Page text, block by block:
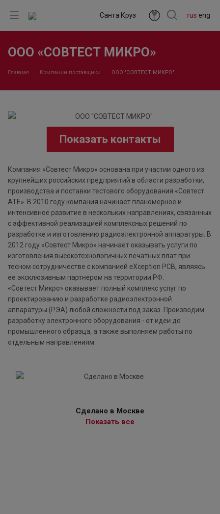
rus eng
Санта Круз
ООО «СОВТЕСТ МИКРО»
Главная Компании поставщики ООО "СОВТЕСТ МИКРО"
Показать контакты
Компания «Совтест Микро» основана при участии одного из
крупнейших российских предприятий в области разработки,
производства и поставки тестового оборудования «Совтест
АТЕ». В 2010 году компания начинает планомерное и
интенсивное развитие в нескольких направлениях, связанных
с эффективной реализацией комплексных решений по
разработке и изготовлению радиоэлектронной аппаратуры. В
2012 году «Совтест Микро» начинает оказывать услуги по
изготовления высокотехнологичных печатных плат при
тесном сотрудничестве с компанией eXception PCB, являясь
ее эксклюзивным партнером на территории РФ.
«Совтест Микро» оказывает полный комплекс услуг по
проектированию и разработке радиоэлектронной
аппаратуры (РЭА) любой сложности под заказ. Производим
разработку электронного оборудования - от идеи до
промышленного образца, а также выполняем работы по
отдельным направлениям.
Сделано в Москве
Показать все